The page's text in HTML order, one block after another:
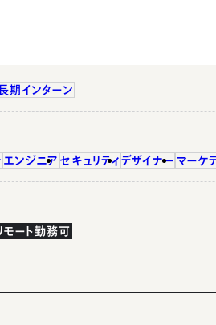
期インターン
エンジニア セキュリティ デザイナー マーケ
モート勤務可